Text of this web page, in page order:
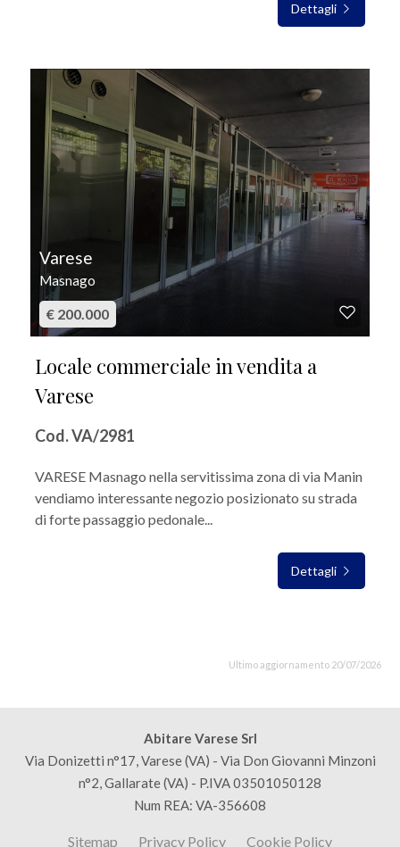
Dettagli
Varese
Masnago
€ 200.000
Locale commerciale in vendita a
Varese
Cod. VA/2981
VARESE Masnago nella servitissima zona di via Manin
vendiamo interessante negozio posizionato su strada
di forte passaggio pedonale...
Dettagli
Ultimo aggiornamento 20/07/2026
Abitare Varese Srl
Via Donizetti n°17, Varese (VA) - Via Don Giovanni Minzoni
n°2, Gallarate (VA) - P.IVA 03501050128
Num REA: VA-356608
Sitemap Privacy Policy Cookie Policy